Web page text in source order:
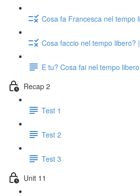
Cosa fa Francesca nel tempo
Cosa faccio nel tempo libero?
E tu? Cosa fai nel tempo
Recap 2
Test 1
Test 2
Test 3
Unit 11